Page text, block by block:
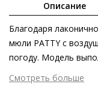
Описание
Благодаря
мюли PATTY с
погоду. Модель
первоклассного
белом, чёрном и
Смотреть больше